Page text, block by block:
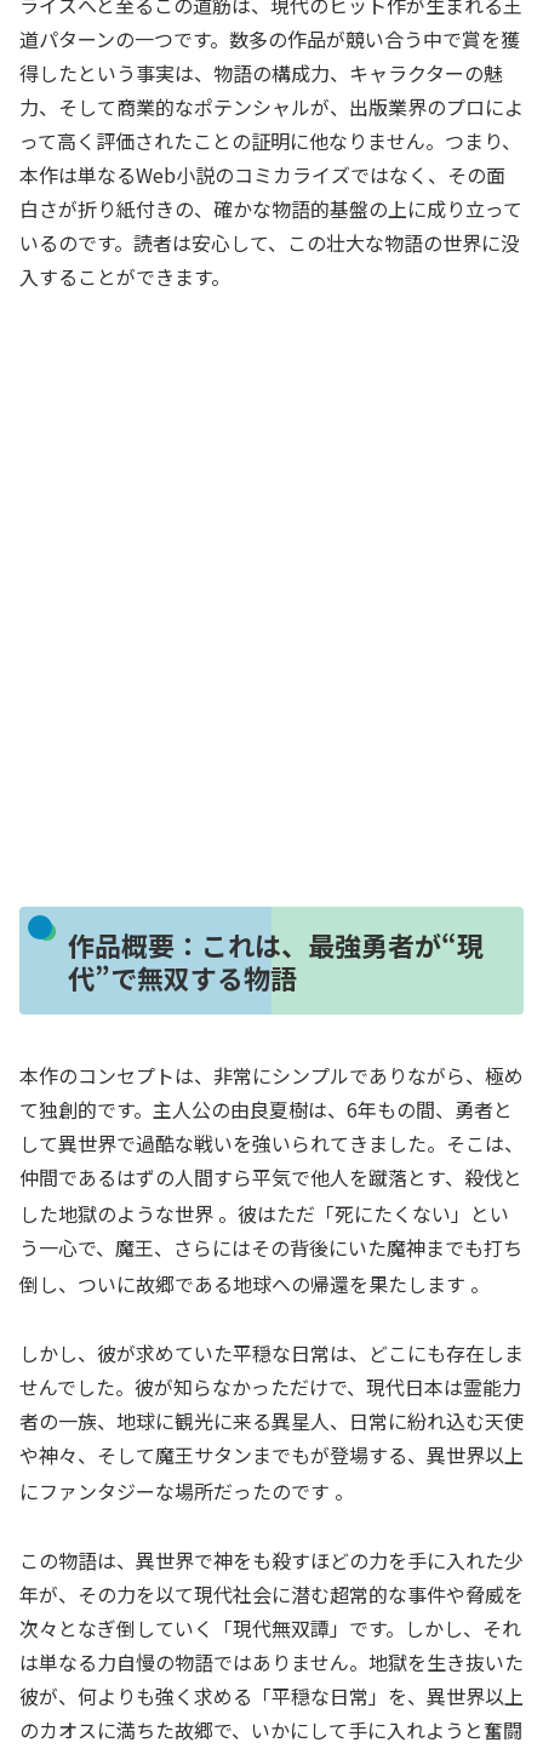
道パターンの一つです。数多の作品が競い合う中で賞を獲
得したという事実は、物語の構成力、キャラクターの魅
力、そして商業的なポテンシャルが、出版業界のプロによ
って高く評価されたことの証明に他なりません。つまり、
本作は単なるWeb小説のコミカライズではなく、その面
白さが折り紙付きの、確かな物語的基盤の上に成り立って
いるのです。読者は安心して、この壮大な物語の世界に没
入することができます。
作品概要：これは、最強勇者が“現
代”で無双する物語
本作のコンセプトは、非常にシンプルでありながら、極め
て独創的です。主人公の由良夏樹は、6年もの間、勇者と
して異世界で過酷な戦いを強いられてきました。そこは、
仲間であるはずの人間すら平気で他人を蹴落とす、殺伐と
した地獄のような世界 。彼はただ「死にたくない」とい
う一心で、魔王、さらにはその背後にいた魔神までも打ち
倒し、ついに故郷である地球への帰還を果たします 。
しかし、彼が求めていた平穏な日常は、どこにも存在しま
せんでした。彼が知らなかっただけで、現代日本は霊能力
者の一族、地球に観光に来る異星人、日常に紛れ込む天使
や神々、そして魔王サタンまでもが登場する、異世界以上
にファンタジーな場所だったのです 。
この物語は、異世界で神をも殺すほどの力を手に入れた少
年が、その力を以て現代社会に潜む超常的な事件や脅威を
次々となぎ倒していく「現代無双譚」です。しかし、それ
は単なる力自慢の物語ではありません。地獄を生き抜いた
彼が、何よりも強く求める「平穏な日常」を、異世界以上
のカオスに満ちた故郷で、いかにして手に入れようと奮闘